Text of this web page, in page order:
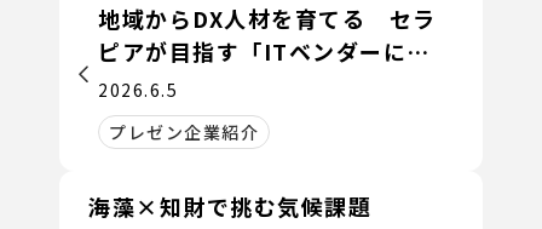
地域からDX人材を育てる セラ
ピアが目指す「ITベンダーに依
存しない社会」
2026.6.5
プレゼン企業紹介
海藻×知財で挑む気候課題